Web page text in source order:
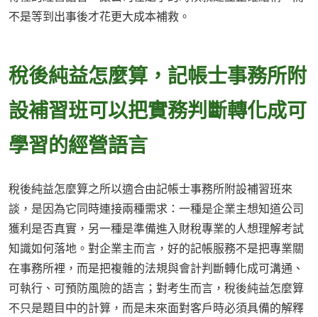
不是等到出事後才花更大成本補救。
稅後純益怎麼算，記帳士事務所附
設補習班可以把實務判斷轉化成可
學習的經營語言
稅後純益怎麼算之所以適合由記帳士事務所附設補習班來
談，是因為它同時連接兩種需求：一種是企業主想知道公司
獲利是否真實，另一種是準備進入財稅專業的人想理解考試
知識如何落地。對企業主而言，好的記帳服務不是把專業關
在事務所裡，而是把複雜的法規與會計判斷轉化成可溝通、
可執行、可預防風險的語言；對考生而言，稅後純益怎麼算
不只是題目中的計算，而是未來面對客戶時必須具備的解釋